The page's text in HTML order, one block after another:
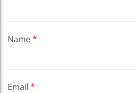
Name*
Email *